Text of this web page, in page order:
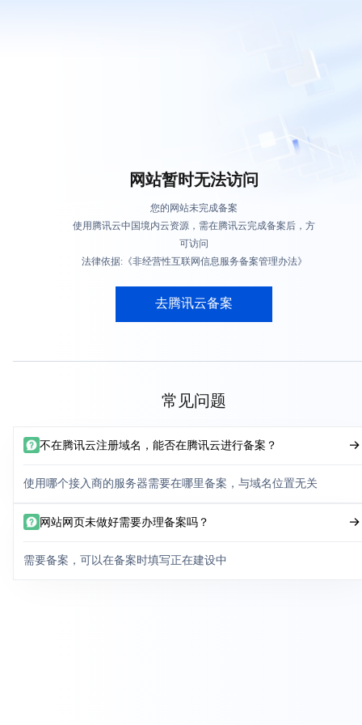
网站暂时无法访问
您的网站未完成备案
使用腾讯云中国境内云资源，需在腾讯云完成备案后，方
可访问
法律依据:《非经营性互联网信息服务备案管理办法》
去腾讯云备案
常见问题
不在腾讯云注册域名，能否在腾讯云进行备案？
使用哪个接入商的服务器需要在哪里备案，与域名位置无关
网站网页未做好需要办理备案吗？
需要备案，可以在备案时填写正在建设中